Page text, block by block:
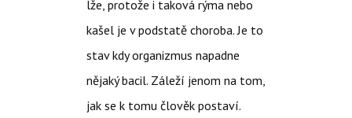
lže, protože i taková rýma nebo
kašel je v podstatě choroba. Je to
stav kdy organizmus napadne
nějaký bacil. Záleží jenom na tom,
jak se k tomu člověk postaví.